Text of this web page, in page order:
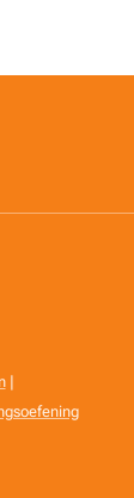
|